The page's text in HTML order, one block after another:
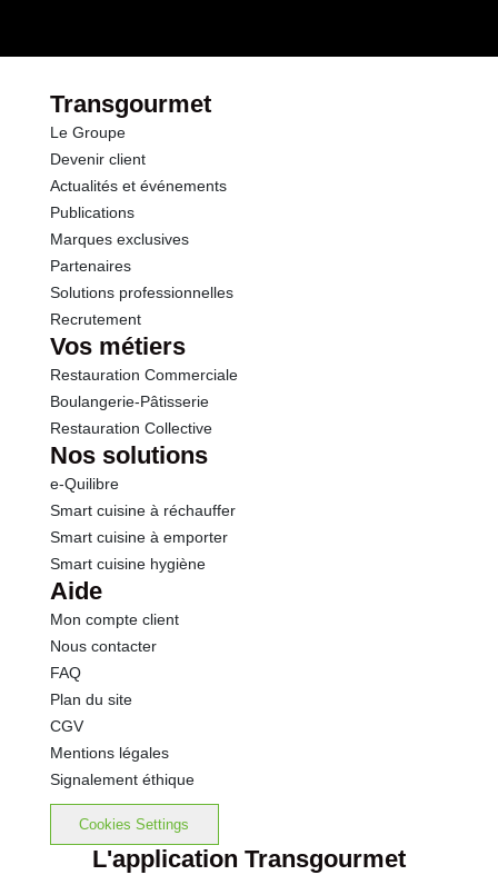
Sel
Transgourmet
Le Groupe
Devenir client
Actualités et événements
Publications
Marques exclusives
Partenaires
Solutions professionnelles
Recrutement
Vos métiers
Restauration Commerciale
Boulangerie-Pâtisserie
Restauration Collective
Nos solutions
e-Quilibre
Smart cuisine à réchauffer
Smart cuisine à emporter
Smart cuisine hygiène
Aide
Mon compte client
Nous contacter
FAQ
Plan du site
CGV
Mentions légales
Signalement éthique
Cookies Settings
L'application Transgourmet